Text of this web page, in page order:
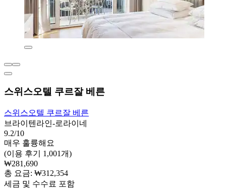
스위스오텔 쿠르잘 베른
스위스오텔 쿠르잘 베른
브라이텐라인-로라이네
9.2/10
매우 훌륭해요
(이용 후기 1,001개)
₩281,690
총 요금: ₩312,354
세금 및 수수료 포함